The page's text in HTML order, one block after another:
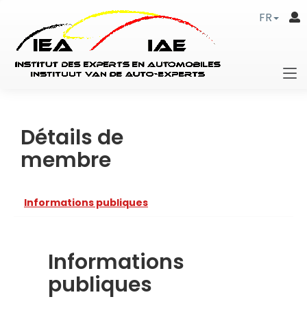
FR
Détails de
membre
Informations publiques
Informations
publiques